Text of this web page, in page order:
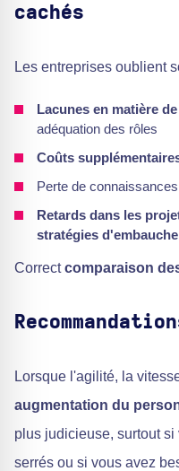
cachés
Les entreprises oublient
Lacunes en matière
adéquation des rôles
Coûts
Perte de
Retards dans les
stratégies d'embauche
Correctcomparaison
Lorsque l'agilité, la
augmentation du
plus judicieuse, surtout
serrés ou si vous avez